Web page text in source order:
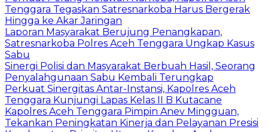
Tenggara Tegaskan Satresnarkoba Harus Bergerak
Hingga ke Akar Jaringan
Laporan Masyarakat Berujung Penangkapan,
Satresnarkoba Polres Aceh Tenggara Ungkap Kasus
Sabu
Sinergi Polisi dan Masyarakat Berbuah Hasil, Seorang
Penyalahgunaan Sabu Kembali Terungkap
Perkuat Sinergitas Antar-Instansi, Kapolres Aceh
Tenggara Kunjungi Lapas Kelas II B Kutacane
Kapolres Aceh Tenggara Pimpin Anev Mingguan,
Tekankan Peningkatan Kinerja dan Pelayanan Presisi